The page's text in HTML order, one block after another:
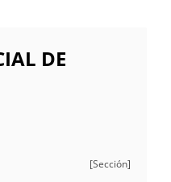
DE
[Sección]